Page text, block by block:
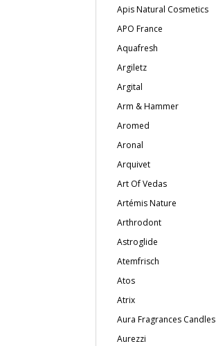
Apis Natural Cosmetics
APO France
Aquafresh
Argiletz
Argital
Arm & Hammer
Aromed
Aronal
Arquivet
Art Of Vedas
Artémis Nature
Arthrodont
Astroglide
Atemfrisch
Atos
Atrix
Aura Fragrances Candles
Aurezzi